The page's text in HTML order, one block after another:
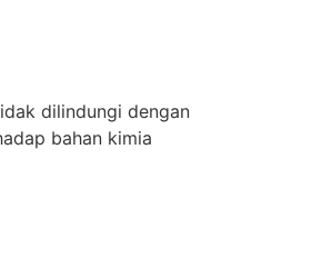
dilindungi dengan
bahan kimia